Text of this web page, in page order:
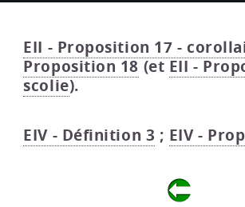
EII - Proposition 17 -
Proposition 18 (et EII -
scolie).
EIV - Définition 3 ; EIV -